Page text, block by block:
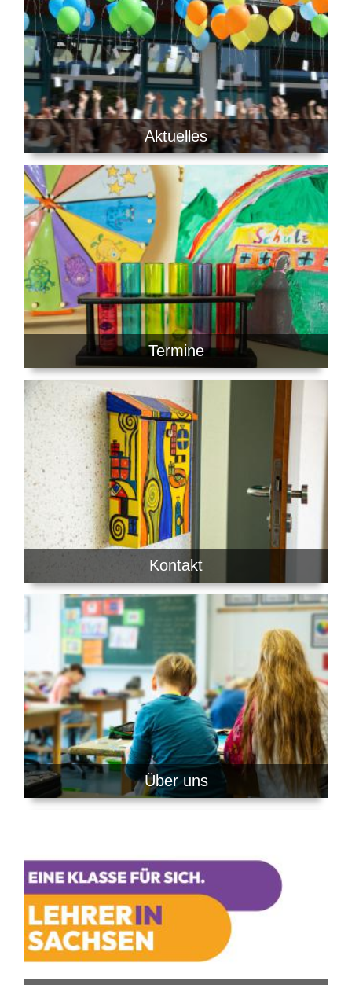
Aktuelles
Termine
Kontakt
Über uns